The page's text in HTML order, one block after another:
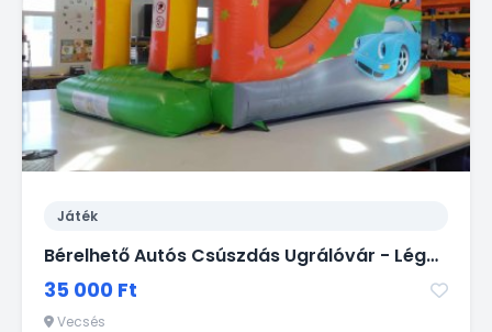
Játék
Bérelhető Autós Csúszdás Ugrálóvár - Légvár
35 000 Ft
Vecsés